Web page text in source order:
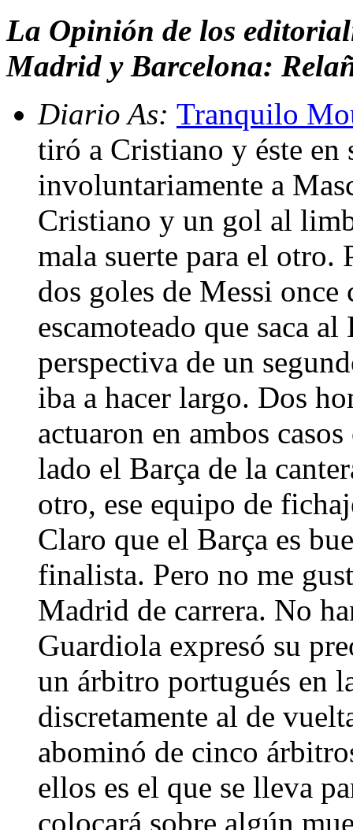
La Opinión de los
Madrid y Barcelona:
Diario As: Tranquilo
tiró a Cristiano y éste en
involuntariamente a
Cristiano y un gol al
mala suerte para el otro.
dos goles de Messi
escamoteado que saca
perspectiva de un
iba a hacer largo. Dos
actuaron en ambos
lado el Barça de la
otro, ese equipo de
Claro que el Barça es
finalista. Pero no me
Madrid de carrera. No
Guardiola expresó su
un árbitro portugués en
discretamente al de
abominó de cinco
ellos es el que se lleva
colocará sobre algún